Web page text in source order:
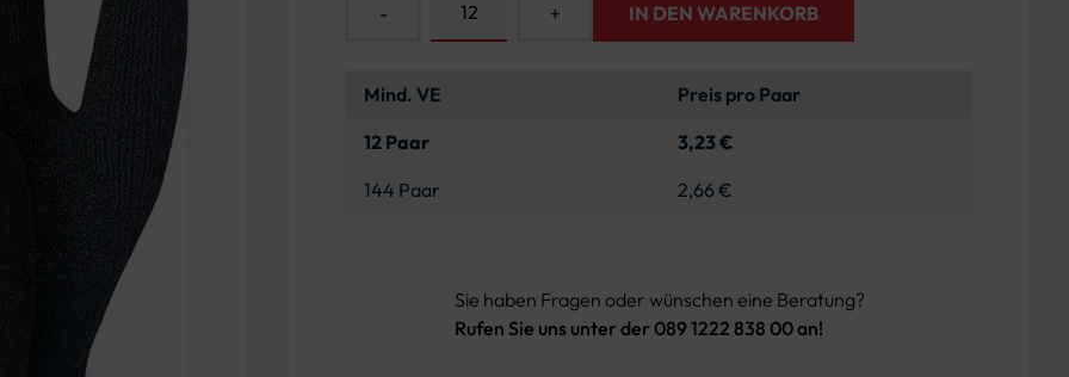
- + IN DEN WARENKORB
Mind. VE
Preis pro Paar
12 Paar
3,23 €
144 Paar
2,66 €
Sie haben Fragen oder wünschen eine Beratung?
Rufen Sie uns unter der 089 1222 838 00 an!